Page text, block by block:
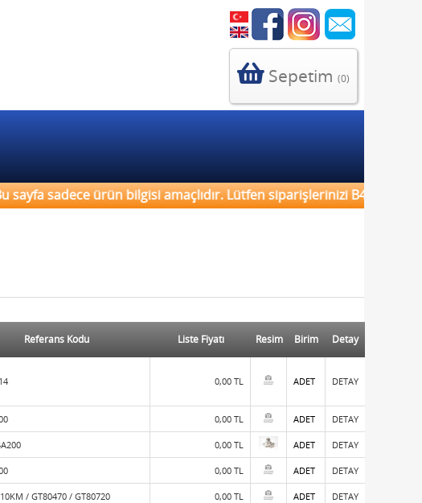
Sepetim (0)
sadece ürün bilgisi amaçlıdır. Lütfen siparişlerinizi B4B
Referans Kodu Liste Fiyatı Resim Birim Detay
0,00 TL ADET DETAY
0,00 TL ADET DETAY
0,00 TL ADET DETAY
0,00 TL ADET DETAY
/ GT80470 / GT80720 0,00 TL ADET DETAY